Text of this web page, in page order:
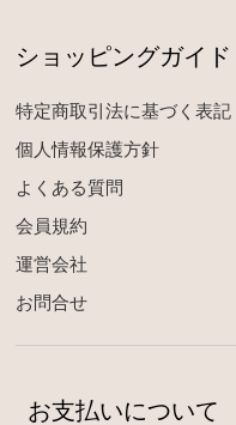
ショッピングガイド
特定商取引法に基づく表記
個人情報保護方針
よくある質問
会員規約
運営会社
お問合せ
お支払いについて